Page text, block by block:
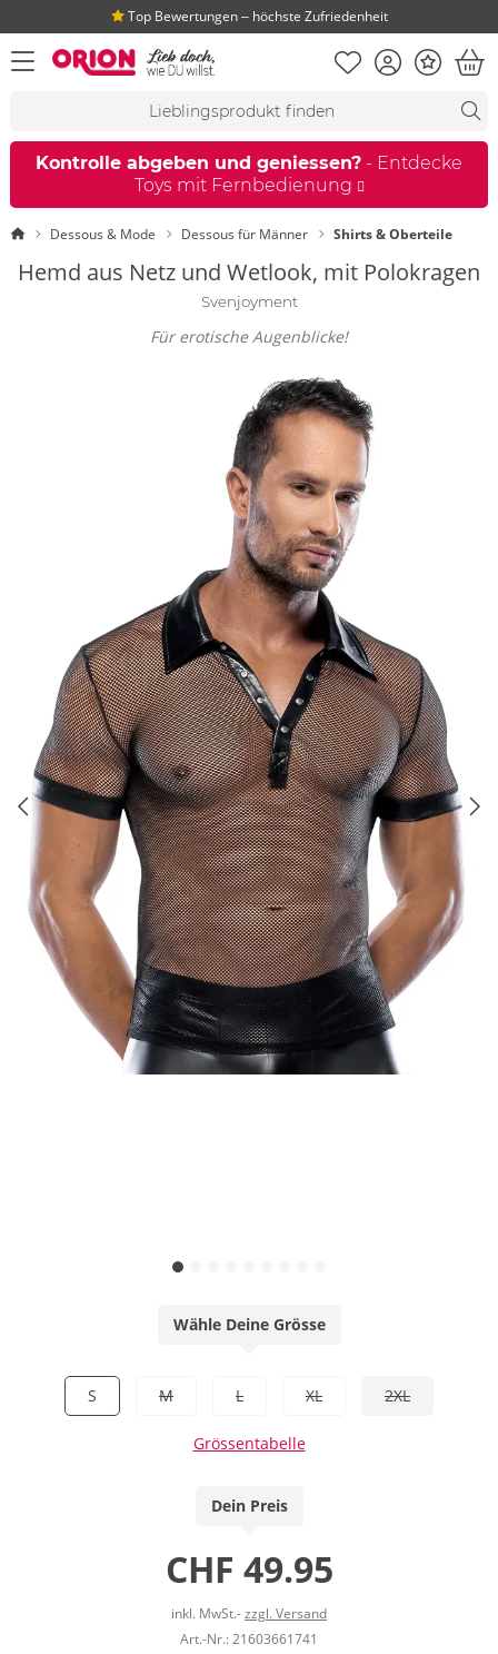
Top Bewertungen ‒ höchste Zufriedenheit
Menü öffnen Merkliste
KontoBonus
Kontrolle abgeben und geniessen? - Entdecke
Toys mit Fernbedienung
StartseiteDessous & Mode Dessous für Männer Shirts & Oberteile
Hemd aus Netz und Wetlook, mit Polokragen
Svenjoyment
Für erotische Augenblicke!
Wähle Deine Grösse
S M L XL 2XL
Grössentabelle
Dein Preis
CHF 49.95
inkl. MwSt.-zzgl. Versand
Art.-Nr.: 21603661741